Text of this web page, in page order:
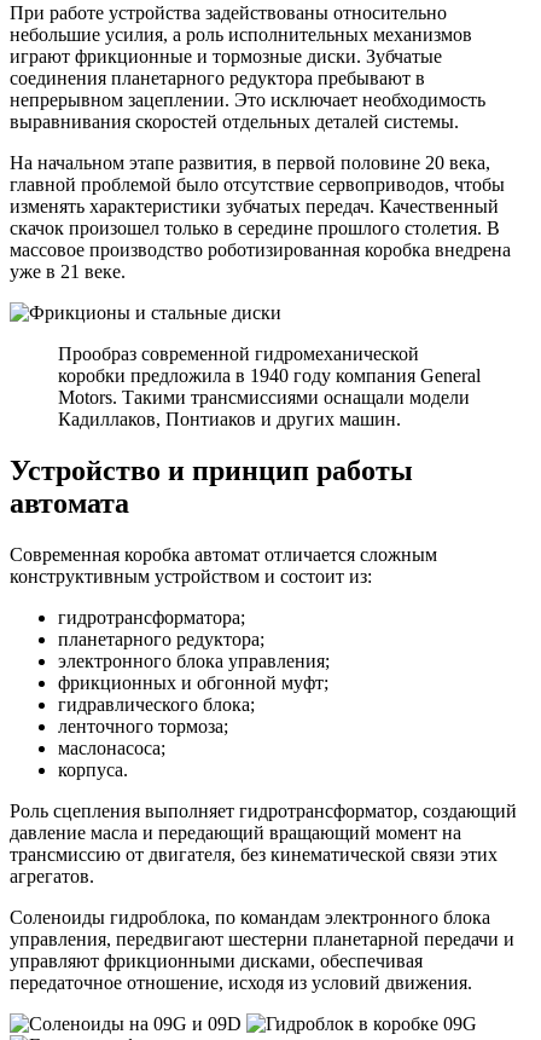
При работе устройства задействованы относительно
небольшие усилия, а роль исполнительных механизмов
играют фрикционные и тормозные диски. Зубчатые
соединения планетарного редуктора пребывают в
непрерывном зацеплении. Это исключает необходимость
выравнивания скоростей отдельных деталей системы.
На начальном этапе развития, в первой половине 20 века,
главной проблемой было отсутствие сервоприводов, чтобы
изменять характеристики зубчатых передач. Качественный
скачок произошел только в середине прошлого столетия. В
массовое производство роботизированная коробка внедрена
уже в 21 веке.
Прообраз современной гидромеханической
коробки предложила в 1940 году компания General
Motors. Такими трансмиссиями оснащали модели
Кадиллаков, Понтиаков и других машин.
Устройство и принцип работы
автомата
Современная коробка автомат отличается сложным
конструктивным устройством и состоит из:
гидротрансформатора;
планетарного редуктора;
электронного блока управления;
фрикционных и обгонной муфт;
гидравлического блока;
ленточного тормоза;
маслонасоса;
корпуса.
Роль сцепления выполняет гидротрансформатор, создающий
давление масла и передающий вращающий момент на
трансмиссию от двигателя, без кинематической связи этих
агрегатов.
Соленоиды гидроблока, по командам электронного блока
управления, передвигают шестерни планетарной передачи и
управляют фрикционными дисками, обеспечивая
передаточное отношение, исходя из условий движения.